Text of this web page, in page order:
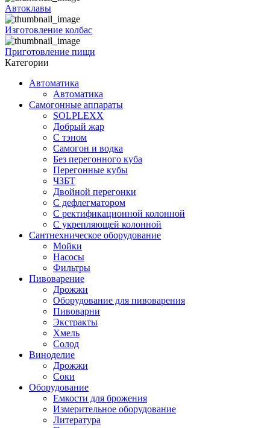
Автоклавы
Изготовление колбас
Приготовление пищи
Категории
Автоматика
Автоматика
Самогонные аппараты
SOLPLEXX
Добрый жар
С тэном
Самогон и водка
Без перегонного куба
Перегонные кубы
ЧЗБТ
Двойной перегонки
С дефлегматором
С ректификационной колонной
С укрепляющей колонной
Сантнехническое оборудование
Мойки
Насосы
Фильтры
Пивоварение
Дрожжи
Оборудование для пивоварения
Пивоварни
Экстракты
Хмель
Солод
Виноделие
Дрожжи
Соки
Оборудование
Емкости для брожения
Измерительное оборудование
Литература